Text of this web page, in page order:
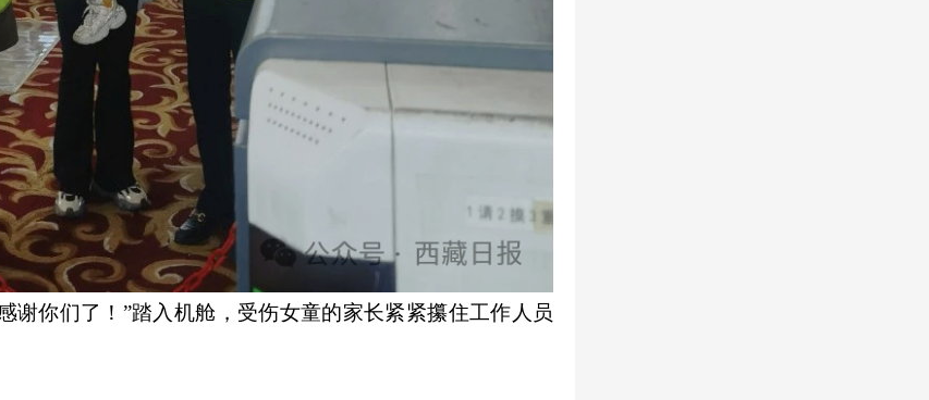
你们了！”踏入机舱，受伤女童的家长紧紧攥住工作人员